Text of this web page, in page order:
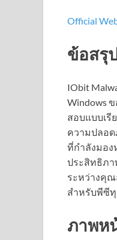
Official
ข้อสรุ
IObit
Windows
สอบแบบเรี
ความปลอ
ที่กำลังมอง
ประสิทธิภา
ระหว่างคุ
สำหรับพีซีทุ
ภาพห